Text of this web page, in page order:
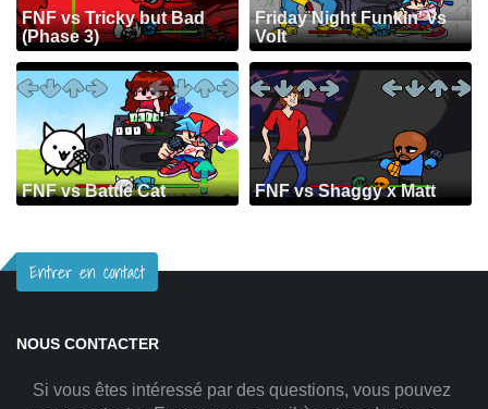
FNF vs Tricky but Bad
(Phase 3)
Friday Night Funkin' vs
Volt
FNF vs Battle Cat FNF vs Shaggy x Matt
Entrer en contact
NOUS CONTACTER
Si vous êtes intéressé par des questions, vous pouvez